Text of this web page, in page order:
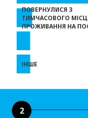
ПОВЕРНУЛИСЯ З
ТИМЧАСОВОГО
ПРОЖИВАННЯ НА
ІНШЕ
2